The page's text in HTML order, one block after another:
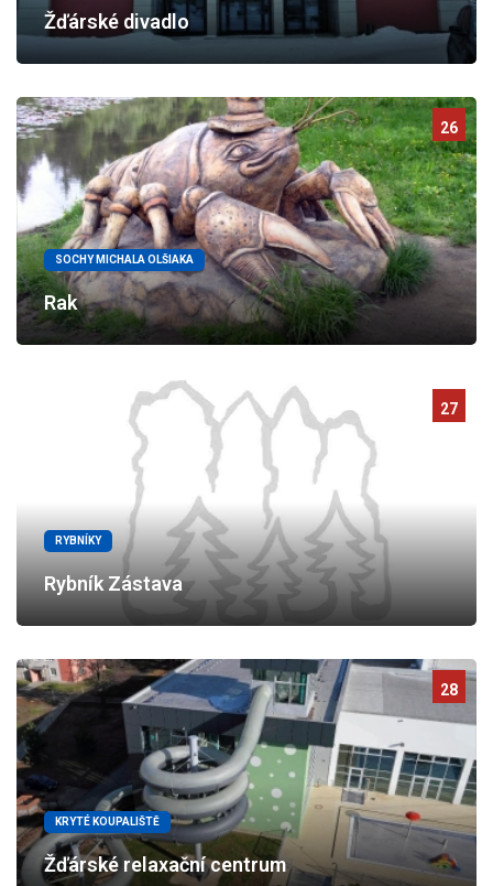
Žďárské divadlo
26
SOCHY MICHALA OLŠIAKA
Rak
27
RYBNÍKY
Rybník Zástava
28
KRYTÉ KOUPALIŠTĚ
Žďárské relaxační centrum